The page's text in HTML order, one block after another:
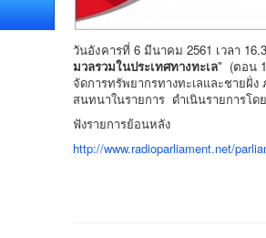
วันอังคารที่ 6 มีนาคม 2561 เวลา
มวลรวมในประเทศทางทะเล" (ตอน
จัดการทรัพยากรทางทะเลและชายฝั่
สนทนาในรายการ ดำเนินรายการ
ฟังรายการย้อนหลัง
http://www.radioparliament.net/